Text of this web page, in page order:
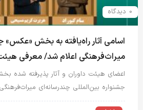
0 دیدگاه
اسامی آثار راه‌یافته به بخش «عکس»
میراث‌فرهنگی اعلام شد/ معرفی
اعضای هیئت داوران و آثار پذیرفته شده
جشنواره بین‌المللی چندرسانه‌ای